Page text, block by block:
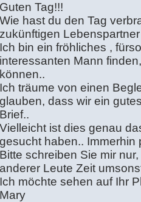
Guten Tag!!!
Wie hast du den Tag
zukünftigen
Ich bin ein fröhliches ,
interessanten Mann
können..
Ich träume von einen
glauben, dass wir ein
Brief..
Vielleicht ist dies genau
gesucht haben.. Immerhin
Bitte schreiben Sie mir
anderer Leute Zeit
Ich möchte sehen auf Ihr
Mary